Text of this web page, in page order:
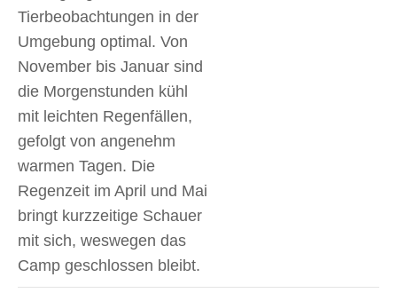
Tierbeobachtungen in der
Umgebung optimal. Von
November bis Januar sind
die Morgenstunden kühl
mit leichten Regenfällen,
gefolgt von angenehm
warmen Tagen. Die
Regenzeit im April und Mai
bringt kurzzeitige Schauer
mit sich, weswegen das
Camp geschlossen bleibt.